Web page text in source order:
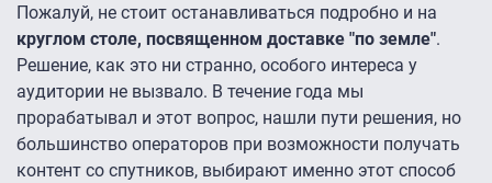
Пожалуй, не стоит останавливаться подробно и на
круглом столе, посвященном доставке "по земле".
Решение, как это ни странно, особого интереса у
аудитории не вызвало. В течение года мы
прорабатывал и этот вопрос, нашли пути решения, но
большинство операторов при возможности получать
контент со спутников, выбирают именно этот способ